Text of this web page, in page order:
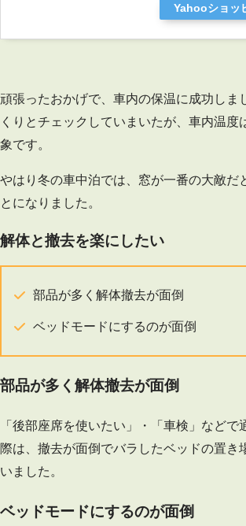
Yahooショッ
頑張ったおかげで、車内の保温に成功しま
くりとチェックしていまいたが、車内温
象です。
やはり冬の車中泊では、窓が一番の大敵だ
とになりました。
解体と撤去を楽にしたい
部品が多く解体撤去が面倒
ベッドモードにするのが面倒
部品が多く解体撤去が面倒
「後部座席を使いたい」・「車検」などで
際は、撤去が面倒でバラしたベッドの置き
いました。
ベッドモードにするのが面倒